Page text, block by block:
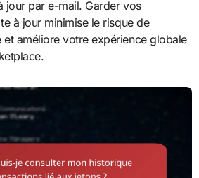
jour par e-mail. Garder vos
à jour minimise le risque de
améliore votre expérience globale